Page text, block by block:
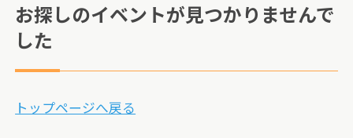
お探しのイベントが見つかりませんで
した
トップページへ戻る